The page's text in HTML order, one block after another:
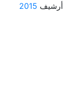
أرشيف 2015